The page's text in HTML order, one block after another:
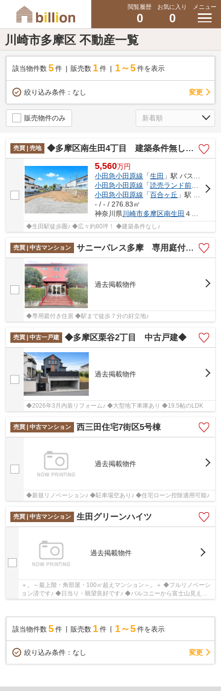
閲覧履歴
0
お気に入り
0
メニュー
川崎市多摩区 不動産一覧
該当物件数 5件 販売数 1 件 1～5 件を表示
絞り込み条件： なし 変更
販売物件のみ
売買 | 売地 ◆多摩区南生田4丁目 建築条件無し売地◆
5,560万円
小田急小田原線 「生田 」駅 バス13分 「南生田四丁目」 停歩1分
小田急小田原線 「読売ランド前」駅 バ
小田急小田原線 「百合ヶ丘 」駅 バス18分 「生田高校前」 停歩3分
- / - / 276.83㎡
神奈川県川崎市多摩区南生田 ４丁目
◆生田駅徒歩圏♪ ◆広々約80坪！ ◆建築条件なし♪
売買 | 中古マンション サニーパレス多摩 専用庭付き住居/駅まで７分の好立地
過去掲載物件
◆専用庭付き住居 ◆駅まで徒歩７分の好立地♪
売買 | 中古一戸建 ◆多摩区栗谷2丁目 中古戸建◆
過去掲載物件
◆2026年3月内装リフォーム♪ ◆大型地下車庫あり ◆19.5帖のLDK
売買 | 中古マンション 西三田住宅7街区5号棟
過去掲載物件
◆新規リノベーション♪ ◆駐車場空あり♪ ◆住宅ローン控除適用可能♪
売買 | 中古マンション 生田グリーンハイツ
過去掲載物件
＋。～最上階・角部屋・100㎡超えマンション～。＋ ◆フルリノベーシ
ョン済です♪ ◆日当り・眺望良好です♪ ◆バルコニーから富士山見えま
該当物件数 5件 販売数 1 件 1～5 件を表示
絞り込み条件： なし 変更